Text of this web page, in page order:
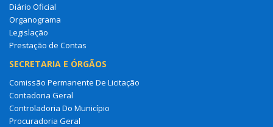
Diário Oficial
Organograma
Legislação
Prestação de Contas
SECRETARIA E ÓRGÃOS
Comissão Permanente De Licitação
Contadoria Geral
Controladoria Do Município
Procuradoria Geral